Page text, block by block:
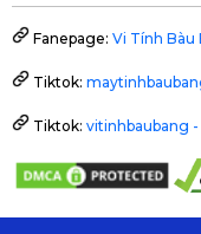
Fanepage: Vi Tính Bàu
Tiktok:
Tiktok: vitinhbaubang